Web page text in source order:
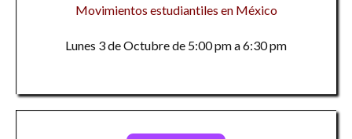
Movimientos estudiantiles en México
Lunes 3 de Octubre de 5:00 pm a 6:30 pm